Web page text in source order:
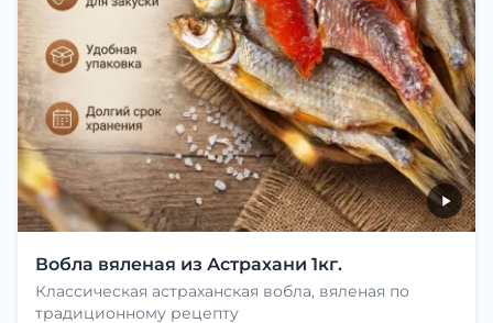
Вобла вяленая из Астрахани 1кг.
Классическая астраханская вобла, вяленая по
традиционному рецепту